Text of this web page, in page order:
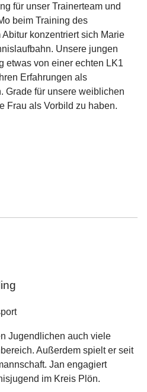
für unser Trainerteam und
beim Training des
konzentriert sich Marie
Unsere jungen
etwas von einer echten LK1
Erfahrungen als
Grade für unsere weiblichen
Frau als Vorbild zu haben.
Jugendlichen auch viele
Außerdem spielt er seit
Jan engagiert
im Kreis Plön.